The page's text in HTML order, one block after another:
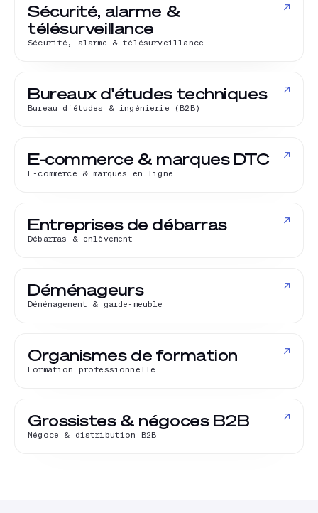
Sécurité, alarme &
télésurveillance
Sécurité, alarme & télésurveillance
↗
Bureaux d'études techniques
Bureau d'études & ingénierie (B2B)
↗
E-commerce & marques DTC
E-commerce & marques en ligne
↗
Entreprises de débarras
Débarras & enlèvement
↗
Déménageurs
Déménagement & garde-meuble
↗
Organismes de formation
Formation professionnelle
↗
Grossistes & négoces B2B
Négoce & distribution B2B
↗